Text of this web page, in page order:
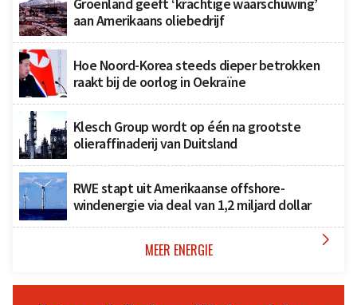
Groenland geeft ‘krachtige waarschuwing’
aan Amerikaans oliebedrijf
Hoe Noord-Korea steeds dieper betrokken
raakt bij de oorlog in Oekraïne
Klesch Group wordt op één na grootste
olieraffinaderij van Duitsland
RWE stapt uit Amerikaanse offshore-
windenergie via deal van 1,2 miljard dollar
MEER ENERGIE 